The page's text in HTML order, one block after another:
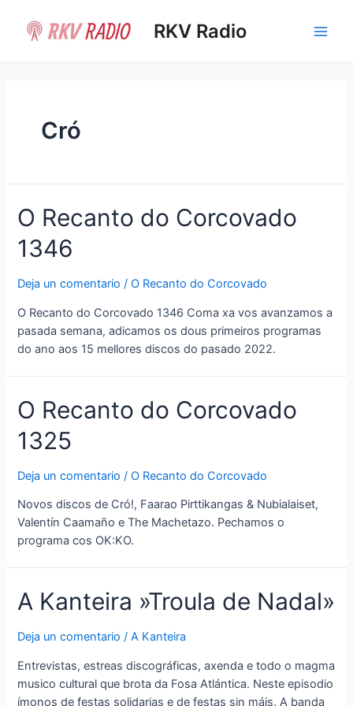
contenido
RKV Radio
Cró
O Recanto do Corcovado
1346
Deja un comentario /O Recanto do Corcovado
O Recanto do Corcovado 1346 Coma xa vos avanzamos a
pasada semana, adicamos os dous primeiros programas
do ano aos 15 mellores discos do pasado 2022.
O Recanto do Corcovado
1325
Deja un comentario /O Recanto do Corcovado
Novos discos de Cró!, Faarao Pirttikangas & Nubialaiset,
Valentín Caamaño e The Machetazo. Pechamos o
programa cos OK:KO.
A Kanteira »Troula de Nadal»
Deja un comentario /A Kanteira
Entrevistas, estreas discográficas, axenda e todo o magma
musico cultural que brota da Fosa Atlántica. Neste episodio
ímonos de festas solidarias e de festas sin máis. A banda